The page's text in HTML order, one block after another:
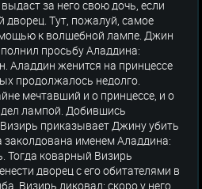
за него свою дочь, если
дворец. Тут, пожалуй, самое
к волшебной лампе. Джин
просьбу Аладдина:
Аладдин женится на принцессе
продолжалось недолго.
мечтавший и о принцессе, и о
лампой. Добившись
приказывает Джину убить
именем Аладдина:
Тогда коварный Визирь
дворец с его обитателями в
Визирь ликовал: скоро у него